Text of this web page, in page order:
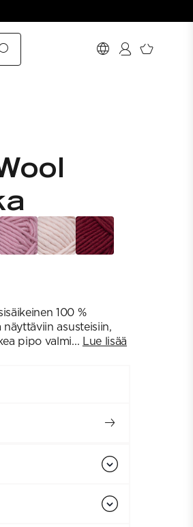
100 %
asusteisiin,
pipo valmi... Lue lisää